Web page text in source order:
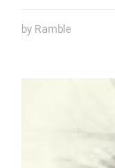
by Ramble